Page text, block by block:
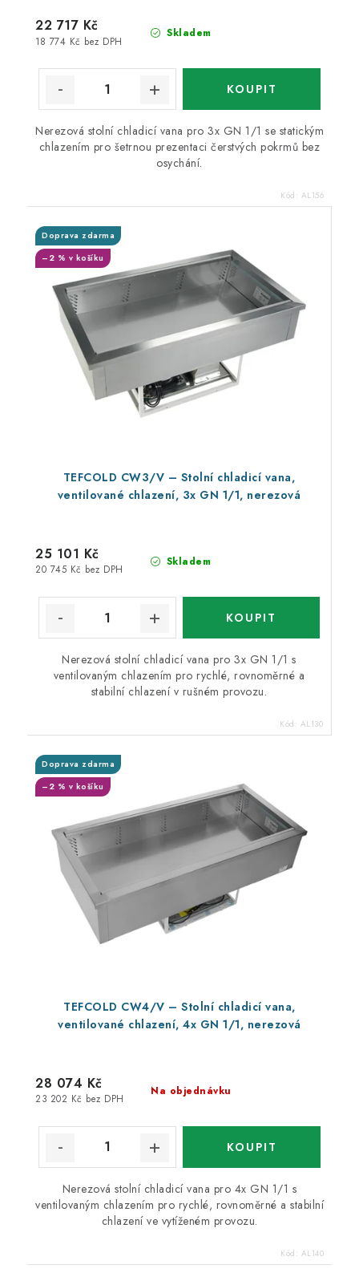
Skladem
18 774 Kč bez DPH
22 717 Kč
Nerezová stolní chladicí vana pro 3x GN 1/1 se statickým
chlazením pro šetrnou prezentaci čerstvých pokrmů bez
osychání.
Kód: AL156
TEFCOLD CW3/V – Stolní chladicí vana,
ventilované chlazení, 3x GN 1/1, nerezová
Doprava zdarma
–2 % v košíku
Skladem
20 745 Kč bez DPH
25 101 Kč
Nerezová stolní chladicí vana pro 3x GN 1/1 s
ventilovaným chlazením pro rychlé, rovnoměrné a
stabilní chlazení v rušném provozu.
Kód: AL130
TEFCOLD CW4/V – Stolní chladicí vana,
ventilované chlazení, 4x GN 1/1, nerezová
Doprava zdarma
–2 % v košíku
Na objednávku
23 202 Kč bez DPH
28 074 Kč
Nerezová stolní chladicí vana pro 4x GN 1/1 s
ventilovaným chlazením pro rychlé, rovnoměrné a stabilní
chlazení ve vytíženém provozu.
Kód: AL140